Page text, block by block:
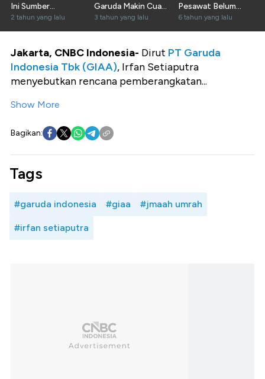
Ini Sumber
Pertumbuhan GIAA
2 tahun yang lalu
Garuda Makin Cuan
di 2023?
3 tahun yang lalu
Pesawat Belum
Maksimal
6 tahun yang lalu
Jakarta, CNBC Indonesia- Dirut PT Garuda
Indonesia Tbk (GIAA), Irfan Setiaputra
menyebutkan rencana pemberangkatan...
Show More
Bagikan:
Tags
#garuda indonesia #giaa #jmaah umrah
#irfan setiaputra